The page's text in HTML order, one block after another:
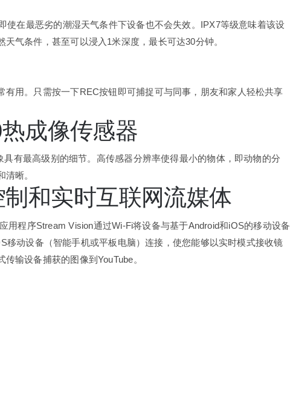
使在最恶劣的潮湿天气条件下设备也不会失效。IPX7等级意味着该设
气条件，甚至可以浸入1米深度，最长可达30分钟。
用。只需按一下REC按钮即可捕捉可与同事，朋友和家人轻松共享
成像传感器
有最高级别的细节。高传感器分辨率使得最小的物体，即动物的分
晰。
和实时互联网流媒体
用程序Stream Vision通过Wi-Fi将设备与基于Android和iOS的移动设备
移动设备（智能手机或平板电脑）连接，使您能够以实时模式接收镜
输设备捕获的图像到YouTube。